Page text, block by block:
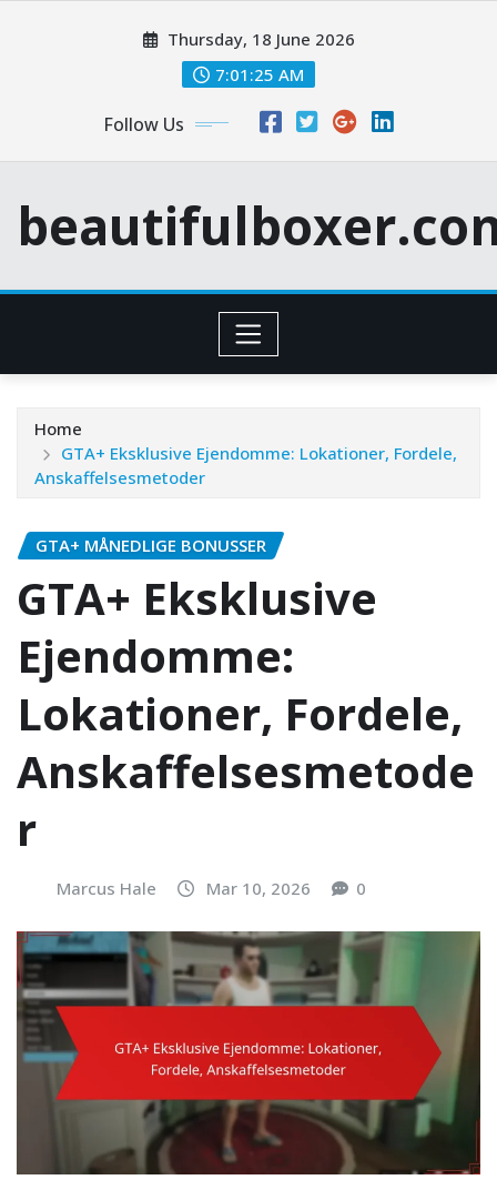
Thursday, 18 June 2026
7:01:26 AM
Follow Us
Home
GTA+ Eksklusive Ejendomme: Lokationer, Fordele,
Anskaffelsesmetoder
GTA+ MÅNEDLIGE BONUSSER
GTA+ Eksklusive
Ejendomme:
Lokationer, Fordele,
Anskaffelsesmetode
r
Marcus Hale Mar 10, 2026 0